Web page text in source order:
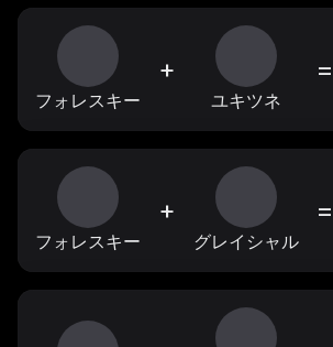
フォレスキー
+
ユキツネ
=
フォレスキー
+
グレイシャル
=